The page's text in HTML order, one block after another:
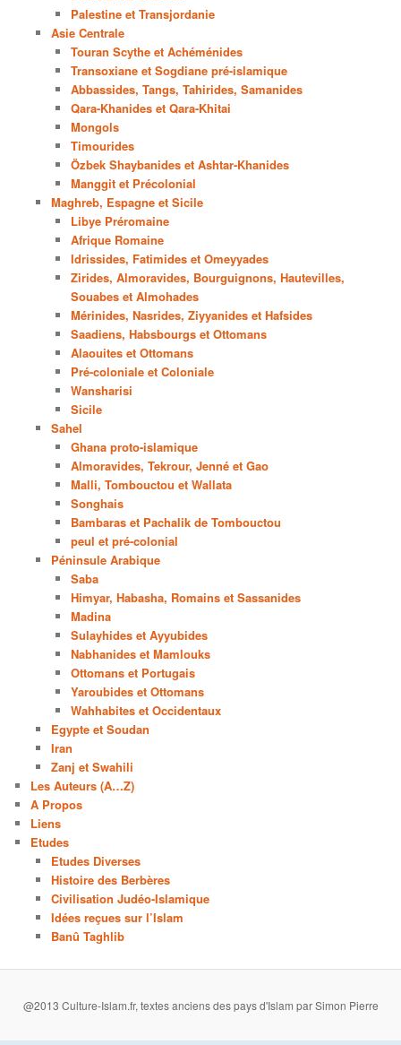
Palestine et Transjordanie
Asie Centrale
Touran Scythe et Achéménides
Transoxiane et Sogdiane pré-islamique
Abbassides, Tangs, Tahirides, Samanides
Qara-Khanides et Qara-Khitai
Mongols
Timourides
Özbek Shaybanides et Ashtar-Khanides
Manggit et Précolonial
Maghreb, Espagne et Sicile
Libye Préromaine
Afrique Romaine
Idrissides, Fatimides et Omeyyades
Zirides, Almoravides, Bourguignons, Hautevilles,
Souabes et Almohades
Mérinides, Nasrides, Ziyyanides et Hafsides
Saadiens, Habsbourgs et Ottomans
Alaouites et Ottomans
Pré-coloniale et Coloniale
Wansharisi
Sicile
Sahel
Ghana proto-islamique
Almoravides, Tekrour, Jenné et Gao
Malli, Tombouctou et Wallata
Songhais
Bambaras et Pachalik de Tombouctou
peul et pré-colonial
Péninsule Arabique
Saba
Himyar, Habasha, Romains et Sassanides
Madina
Sulayhides et Ayyubides
Nabhanides et Mamlouks
Ottomans et Portugais
Yaroubides et Ottomans
Wahhabites et Occidentaux
Egypte et Soudan
Iran
Zanj et Swahili
Les Auteurs (A…Z)
A Propos
Liens
Etudes
Etudes Diverses
Histoire des Berbères
Civilisation Judéo-Islamique
Idées reçues sur l’Islam
Banû Taghlib
@2013 Culture-Islam.fr, textes anciens des pays d'Islam par Simon Pierre